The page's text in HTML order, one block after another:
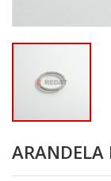
ARANDELA